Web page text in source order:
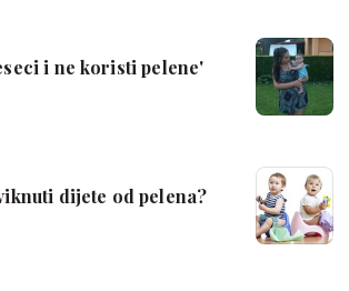
i ne koristi pelene'
dijete od pelena?